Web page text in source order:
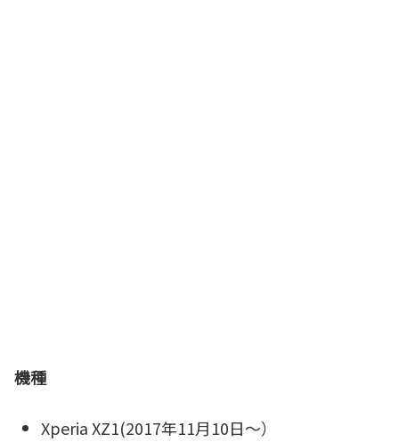
機種
Xperia XZ1(2017年11月10日～）